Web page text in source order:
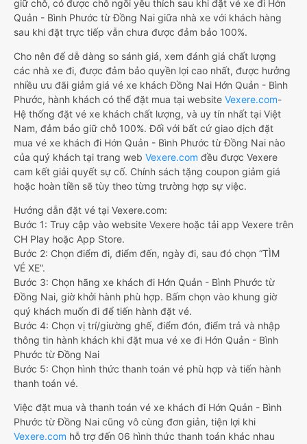
giữ chỗ, có được chỗ ngồi yêu thích sau khi đặt vé xe đi Hớn
Quản - Bình Phước từ Đồng Nai giữa nhà xe với khách hàng
sau khi đặt trực tiếp vẫn chưa được đảm bảo 100%.
Cho nên để dễ dàng so sánh giá, xem đánh giá chất lượng
các nhà xe đi, được đảm bảo quyền lợi cao nhất, được hưởng
nhiều ưu đãi giảm giá vé xe khách Đồng Nai Hớn Quản - Bình
Phước, hành khách có thể đặt mua tại website Vexere.com-
Hệ thống đặt vé xe khách chất lượng, và uy tín nhất tại Việt
Nam, đảm bảo giữ chỗ 100%. Đối với bất cứ giao dịch đặt
mua vé xe khách đi Hớn Quản - Bình Phước từ Đồng Nai nào
của quý khách tại trang web Vexere.com đều được Vexere
cam kết giải quyết sự cố. Chính sách tặng coupon giảm giá
hoặc hoàn tiền sẽ tùy theo từng trường hợp sự việc.
Hướng dẫn đặt vé tại Vexere.com:
Bước 1: Truy cập vào website Vexere hoặc tải app Vexere trên
CH Play hoặc App Store.
Bước 2: Chọn điểm đi, điểm đến, ngày đi, sau đó chọn “TÌM
VÉ XE”.
Bước 3: Chọn hãng xe khách đi Hớn Quản - Bình Phước từ
Đồng Nai, giờ khởi hành phù hợp. Bấm chọn vào khung giờ
quý khách muốn đi để tiến hành đặt vé.
Bước 4: Chọn vị trí/giường ghế, điểm đón, điểm trả và nhập
thông tin hành khách khi đặt mua vé xe đi Hớn Quản - Bình
Phước từ Đồng Nai
Bước 5: Chọn hình thức thanh toán vé phù hợp và tiến hành
thanh toán vé.
Việc đặt mua và thanh toán vé xe khách đi Hớn Quản - Bình
Phước từ Đồng Nai cũng vô cùng đơn giản, tiện lợi khi
Vexere.com hỗ trợ đến 06 hình thức thanh toán khác nhau